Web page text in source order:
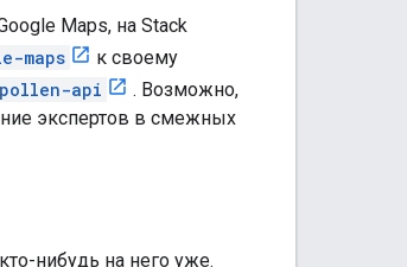
Maps, на Stack
maps
к своему
api
. Возможно,
экспертов в смежных
нибудь на него уже.